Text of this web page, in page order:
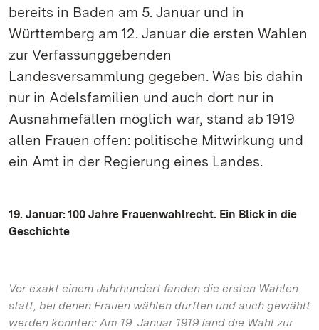
bereits in Baden am 5. Januar und in
Württemberg am 12. Januar die ersten Wahlen
zur Verfassunggebenden
Landesversammlung gegeben. Was bis dahin
nur in Adelsfamilien und auch dort nur in
Ausnahmefällen möglich war, stand ab 1919
allen Frauen offen: politische Mitwirkung und
ein Amt in der Regierung eines Landes.
19. Januar: 100 Jahre Frauenwahlrecht. Ein Blick in die
Geschichte
Vor exakt einem Jahrhundert fanden die ersten Wahlen
statt, bei denen Frauen wählen durften und auch gewählt
werden konnten: Am 19. Januar 1919 fand die Wahl zur